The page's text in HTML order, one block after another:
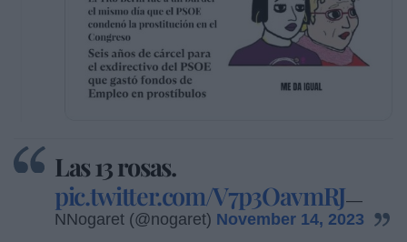
Las 13 rosas.
pic.twitter.com/V7p3OavmRJ—
NNogaret (@nogaret) November 14, 2023